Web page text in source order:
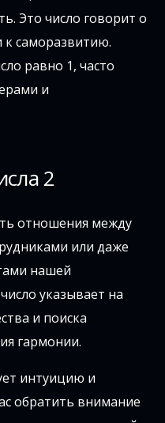
Это число говорит о
к саморазвитию.
равно 1, часто
и
2
отношения между
или даже
нашей
указывает на
и поиска
гармонии.
интуицию и
обратить внимание